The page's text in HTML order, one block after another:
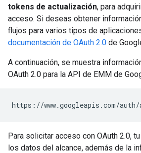
tokens de actualización, para
acceso. Si deseas obtener
flujos para varios tipos de
documentación de OAuth 2.0 de
A continuación, se muestra
OAuth 2.0 para la API de EMM de
https://www.googleapis.com/
Para solicitar acceso con OAuth 2.0,
los datos del alcance, además de la